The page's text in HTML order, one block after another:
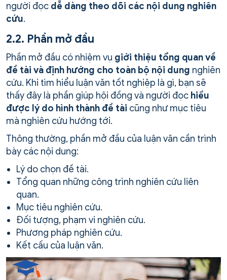
người đọc dễ dàng theo dõi các nội dung nghiên
cứu.
2.2. Phần mở đầu
Phần mở đầu có nhiệm vụ giới thiệu tổng quan về
đề tài và định hướng cho toàn bộ nội dung nghiên
cứu. Khi tìm hiểu luận văn tốt nghiệp là gì, bạn sẽ
thấy đây là phần giúp hội đồng và người đọc hiểu
được lý do hình thành đề tài cũng như mục tiêu
mà nghiên cứu hướng tới.
Thông thường, phần mở đầu của luận văn cần trình
bày các nội dung:
Lý do chọn đề tài.
Tổng quan những công trình nghiên cứu liên
quan.
Mục tiêu nghiên cứu.
Đối tượng, phạm vi nghiên cứu.
Phương pháp nghiên cứu.
Kết cấu của luận văn.